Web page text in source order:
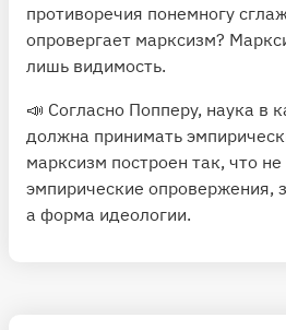
противоречия понемногу
опровергает марксизм?
лишь видимость.
📣 Согласно Попперу, наука в
должна принимать
марксизм построен так, что
эмпирические опровержения,
а форма идеологии.